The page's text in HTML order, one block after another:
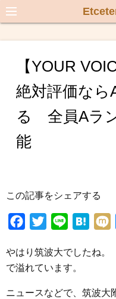
【YOUR
絶対評価なら
る 全員Aラ
能
この記事をシェアする
c
e
i
t
t
n
e
H
t
n
やはり筑波大でしたね
で溢れています。
ニュースなどで、筑波大